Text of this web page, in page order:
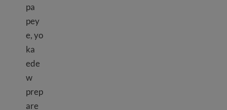
pa
pey
e, yo
ka
ede
w
prep
are